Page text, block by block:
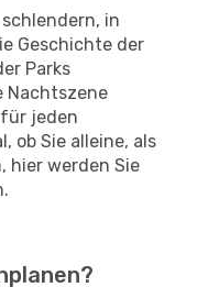
in
Geschichte der
Parks
Nachtszene
jeden
ob Sie alleine, als
hier werden Sie